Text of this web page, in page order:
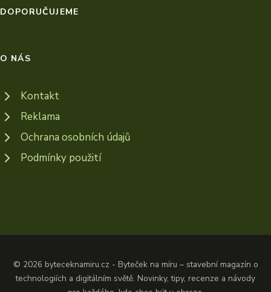
DOPORUČUJEME
O NÁS
Kontakt
Reklama
Ochrana osobních údajů
Podmínky použití
© 2026 byteceknamiru.cz - Byteček na míru – stavební magazín o
technologiích a digitálním světě. Novinky, tipy, recenze a návody